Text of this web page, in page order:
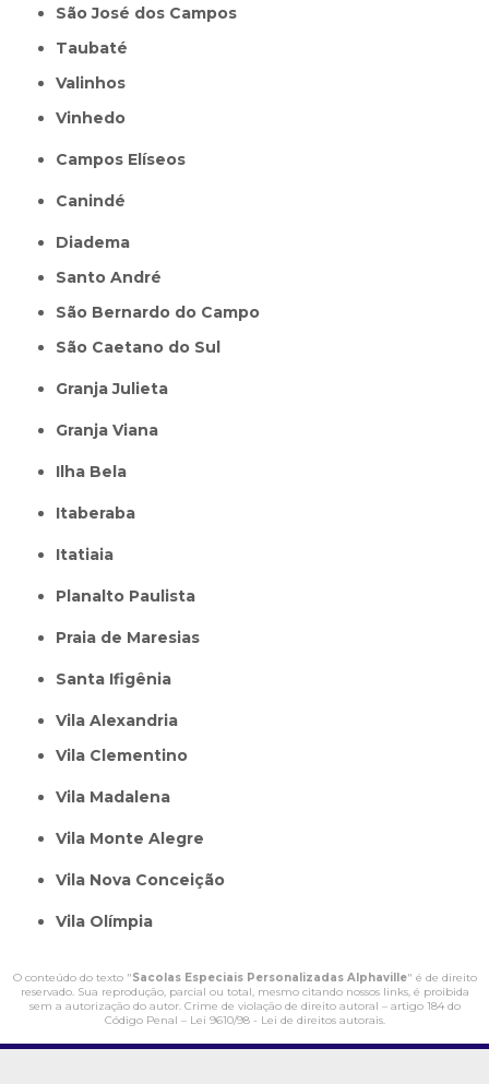
São José dos Campos
Taubaté
Valinhos
Vinhedo
Campos Elíseos
Canindé
Diadema
Santo André
São Bernardo do Campo
São Caetano do Sul
Granja Julieta
Granja Viana
Ilha Bela
Itaberaba
itatiaia
Planalto Paulista
Praia de Maresias
Santa Ifigênia
Vila Alexandria
Vila Clementino
Vila Madalena
Vila Monte Alegre
Vila Nova Conceição
Vila Olímpia
O conteúdo do texto "Sacolas Especiais Personalizadas Alphaville" é de direito
reservado. Sua reprodução, parcial ou total, mesmo citando nossos links, é proibida
sem a autorização do autor. Crime de violação de direito autoral – artigo 184 do
Código Penal – Lei 9610/98 - Lei de direitos autorais.